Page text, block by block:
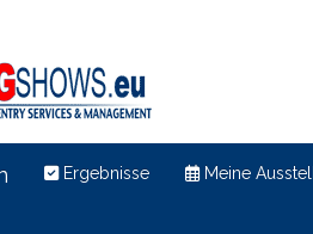
Ergebnisse Meine